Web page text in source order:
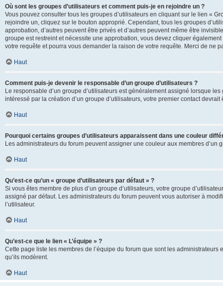
Où sont les groupes d’utilisateurs et comment puis-je en rejoindre un ?
Vous pouvez consulter tous les groupes d’utilisateurs en cliquant sur le lien «
rejoindre un, cliquez sur le bouton approprié. Cependant, tous les groupes
approbation, d’autres peuvent être privés et d’autres peuvent même être
groupe est restreint et nécessite une approbation, vous devez cliquer
votre requête et pourra vous demander la raison de votre requête. Merci de ne
Haut
Comment puis-je devenir le responsable d’un groupe d’utilisateurs ?
Le responsable d’un groupe d’utilisateurs est généralement assigné lorsque
intéressé par la création d’un groupe d’utilisateurs, votre premier contact
Haut
Pourquoi certains groupes d’utilisateurs apparaissent dans une couleur
Les administrateurs du forum peuvent assigner une couleur aux membres d’un
Haut
Qu’est-ce qu’un « groupe d’utilisateurs par défaut » ?
Si vous êtes membre de plus d’un groupe d’utilisateurs, votre groupe
assigné par défaut. Les administrateurs du forum peuvent vous autoriser à
l’utilisateur.
Haut
Qu’est-ce que le lien « L’équipe » ?
Cette page liste les membres de l’équipe du forum que sont les
qu’ils modèrent.
Haut